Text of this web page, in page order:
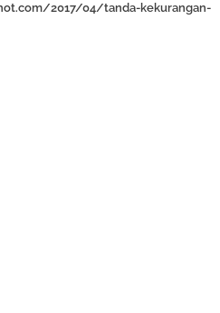
2017/04/tanda-kekurangan-